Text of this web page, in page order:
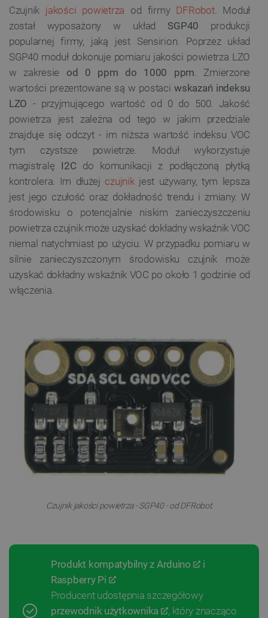
Czujnik jakości powietrza od firmy DFRobot. Moduł
został wyposażony w układ SGP40 produkcji
popularnej firmy, jaką jest Sensirion. Poprzez układ
SGP40 moduł dokonuje pomiaru jakości powietrza LZO
w zakresie od 0 ppm do 1000 ppm. Zmierzone
wartości prezentowane są w postaciwskazań indeksu
LZO - przyjmującego wartość od 0 do 500. Jakość
powietrza jest zależna od tego w jakim przedziale
znajduje się odczyt - im niższa wartość indeksu VOC
tym czystsze powietrze. Moduł wykorzystuje
magistralę I2C do komunikacji z podłączoną płytką
kontrolera. Im dłużej czujnikjest używany, tym lepsza
jest jego czułość oraz dokładność trendu i zmiany. W
środowisku o potencjalnie niskim zanieczyszczeniu
powietrza czujnik może uzyskać dokładny wskaźnik VOC
niemal natychmiast po użyciu. W przypadku pomiaru w
silnie zanieczyszczonym środowisku czujnik może
uzyskać dokładny wskaźnik VOC po około 1 godzinie od
włączenia.
Czujnik jakości powietrza - SGP40 - od DFRobot.
Produkt kompatybilny z Arduino
i
Raspberry Pi
Producent udostępnia szczegółowy
przewodnik użytkownika
, który znacząco